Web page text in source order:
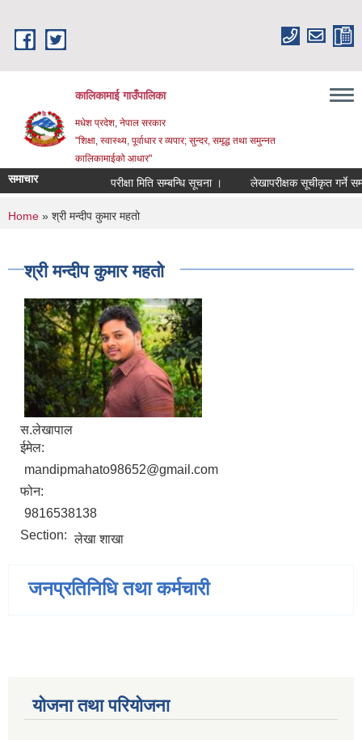
कालिकामाई गाउँपालिका
मधेश प्रदेश, नेपाल सरकार
"शिक्षा, स्वास्थ्य, पूर्वाधार र व्यपार; सुन्दर, समृद्ध तथा समुन्नत
कालिकामाईको आधार"
समाचार परीक्षा मिति सम्बन्धि सूचना । लेखापरीक्षक सूचीकृत गर्ने
You are here
Home » श्री मन्दीप कुमार महतो
श्री मन्दीप कुमार महतो
स.लेखापाल
ईमेल:
mandipmahato98652@gmail.com
फोन:
9816538138
Section: लेखा शाखा
जनप्रतिनिधि तथा कर्मचारी
योजना तथा परियोजना